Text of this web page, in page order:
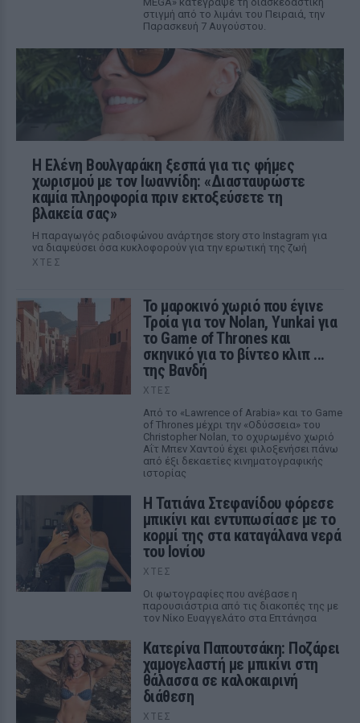
στιγμή από το λιμάνι του Πειραιά, την
Παρασκευή 7 Αυγούστου.
Η Ελένη Βουλγαράκη ξεσπά για τις φήμες
χωρισμού με τον Ιωαννίδη: «Διασταυρώστε
καμία πληροφορία πριν εκτοξεύσετε τη
βλακεία σας»
Η παραγωγός ραδιοφώνου ανάρτησε story στο Instagram για
να διαψεύσει όσα κυκλοφορούν για την ερωτική της ζωή
ΧΤΕΣ
Το μαροκινό χωριό που έγινε
Τροία για τον Nolan, Yunkai για
το Game of Thrones και
σκηνικό για το βίντεο κλιπ ...
της Βανδή
ΧΤΕΣ
Από το «Lawrence of Arabia» και το Game
of Thrones μέχρι την «Οδύσσεια» του
Christopher Nolan, το οχυρωμένο χωριό
Αΐτ Μπεν Χαντού έχει φιλοξενήσει πάνω
από έξι δεκαετίες κινηματογραφικής
ιστορίας
Η Τατιάνα Στεφανίδου φόρεσε
μπικίνι και εντυπωσίασε με το
κορμί της στα καταγάλανα νερά
του Ιονίου
ΧΤΕΣ
Οι φωτογραφίες που ανέβασε η
παρουσιάστρια από τις διακοπές της με
τον Νίκο Ευαγγελάτο στα Επτάνησα
Κατερίνα Παπουτσάκη: Ποζάρει
χαμογελαστή με μπικίνι στη
θάλασσα σε καλοκαιρινή
διάθεση
ΧΤΕΣ